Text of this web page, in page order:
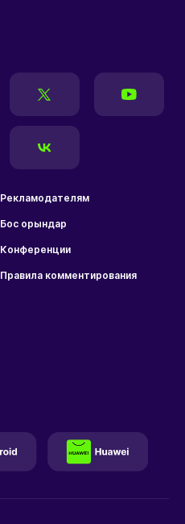
Рекламодателям
Бос орындар
Конференции
Правила комментирования